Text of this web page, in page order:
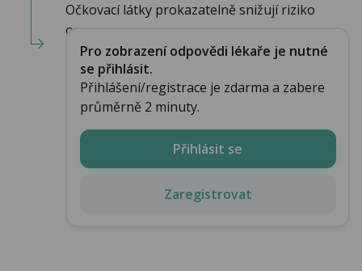
Očkovací látky prokazatelně snižují riziko
onemo...
Pro zobrazení odpovědi lékaře je nutné
se přihlásit.
Přihlášení/registrace je zdarma a zabere
průměrně 2 minuty.
Přihlásit se
Zaregistrovat